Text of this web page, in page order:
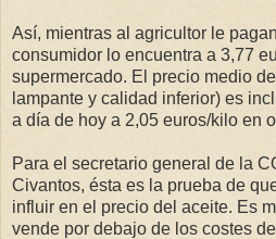
Así, mientras al agricultor le
consumidor lo encuentra a 3,77
supermercado. El precio medio
lampante y calidad inferior) es
a día de hoy a 2,05 euros/kilo en
Para el secretario general de la
Civantos, ésta es la prueba de
influir en el precio del aceite. Es
vende por debajo de los costes